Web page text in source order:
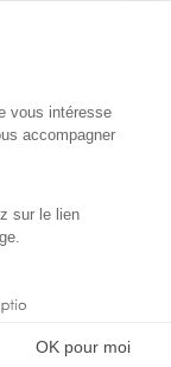
vous intéresse
accompagner
sur le lien
OK pour moi